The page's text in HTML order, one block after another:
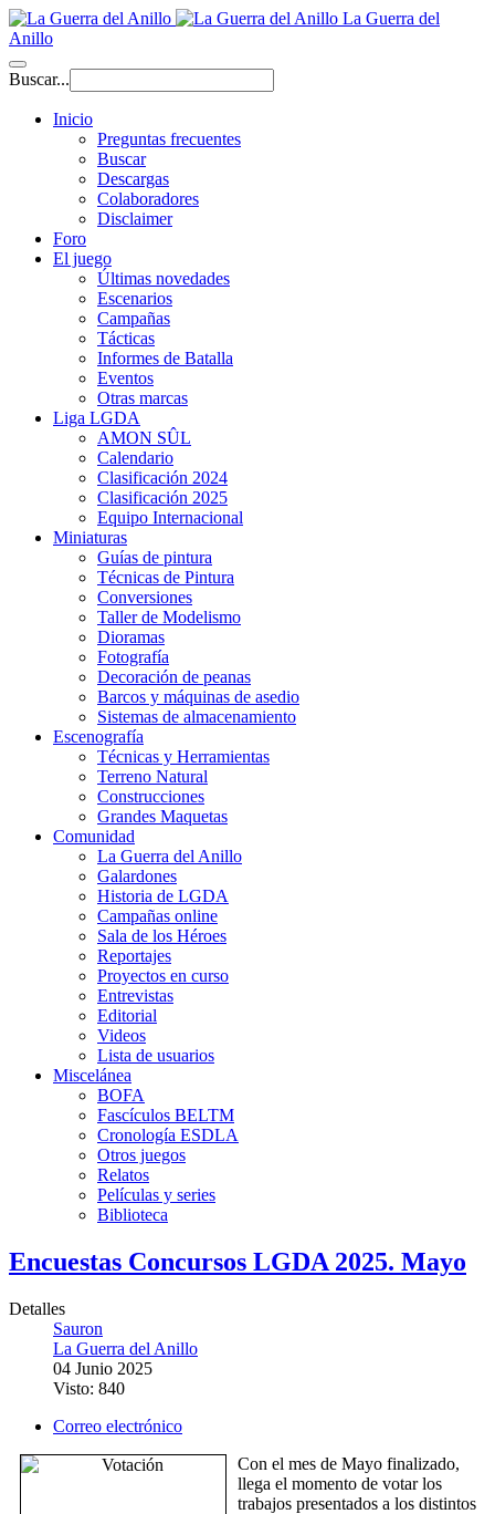
La Guerra del
Anillo
Buscar...
Inicio
Preguntas frecuentes
Buscar
Descargas
Colaboradores
Disclaimer
Foro
El juego
Últimas novedades
Escenarios
Campañas
Tácticas
Informes de Batalla
Eventos
Otras marcas
Liga LGDA
AMON SÛL
Calendario
Clasificación 2024
Clasificación 2025
Equipo Internacional
Miniaturas
Guías de pintura
Técnicas de Pintura
Conversiones
Taller de Modelismo
Dioramas
Fotografía
Decoración de peanas
Barcos y máquinas de asedio
Sistemas de almacenamiento
Escenografía
Técnicas y Herramientas
Terreno Natural
Construcciones
Grandes Maquetas
Comunidad
La Guerra del Anillo
Galardones
Historia de LGDA
Campañas online
Sala de los Héroes
Reportajes
Proyectos en curso
Entrevistas
Editorial
Videos
Lista de usuarios
Miscelánea
BOFA
Fascículos BELTM
Cronología ESDLA
Otros juegos
Relatos
Películas y series
Biblioteca
Encuestas Concursos LGDA 2025. Mayo
Detalles
Sauron
La Guerra del Anillo
04 Junio 2025
Visto: 840
Correo electrónico
Con el mes de Mayo finalizado,
llega el momento de votar los
trabajos presentados a los distintos